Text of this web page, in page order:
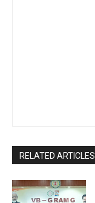
RELATED ARTICLES